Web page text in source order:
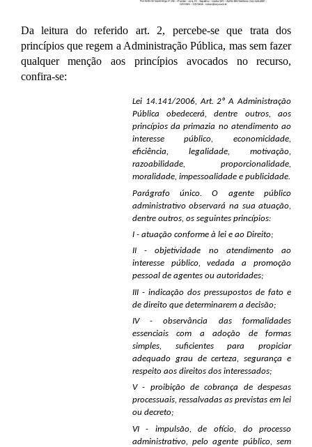
Da leitura do referido art. 2, percebe-se que trata dos
princípios que regem a Administração Pública, mas sem fazer
qualquer menção aos princípios avocados no recurso,
confira-se:
Lei 14.141/2006, Art. 2º A Administração
Pública obedecerá, dentre outros, aos
princípios da primazia no atendimento ao
interesse público, economicidade,
eficiência, legalidade, motivação,
razoabilidade, proporcionalidade,
moralidade, impessoalidade e publicidade.
Parágrafo único. O agente público
administrativo observará na sua atuação,
dentre outros, os seguintes princípios:
I - atuação conforme à lei e ao Direito;
II - objetividade no atendimento ao
interesse público, vedada a promoção
pessoal de agentes ou autoridades;
III - indicação dos pressupostos de fato e
de direito que determinarem a decisão;
IV - observância das formalidades
essenciais com a adoção de formas
simples, suficientes para propiciar
adequado grau de certeza, segurança e
respeito aos direitos dos interessados;
V - proibição de cobrança de despesas
processuais, ressalvadas as previstas em lei
ou decreto;
VI - impulsão, de ofício, do processo
administrativo, pelo agente público, sem